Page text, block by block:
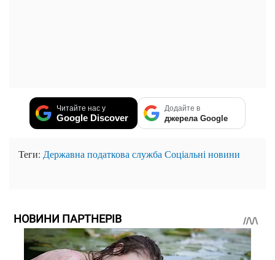
Читайте нас у
Google Discover
Додайте в
джерела Google
Теги: Державна податкова службаСоціальні новини
НОВИНИ ПАРТНЕРІВ